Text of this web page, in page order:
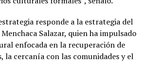
responde a la estrategia del
Salazar, quien ha impulsado
enfocada en la recuperación de
la cercanía con las comunidades y el